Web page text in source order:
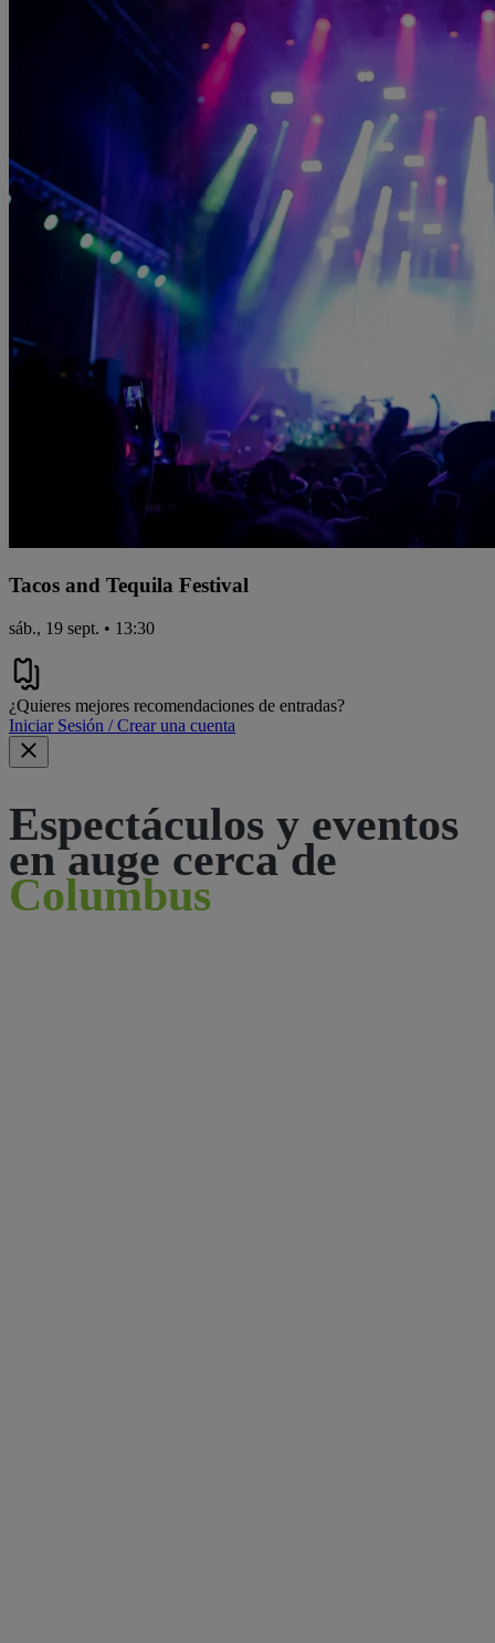
Tacos and Tequila Festival
sáb., 19 sept. • 13:30
¿Quieres mejores recomendaciones de entradas?
Iniciar Sesión / Crear una cuenta
Espectáculos y eventos
en auge cerca de
Columbus